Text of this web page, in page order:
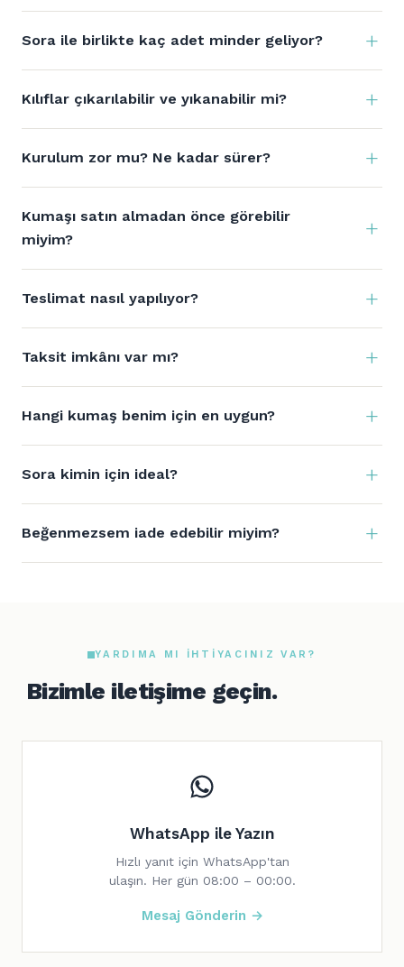
Sora ile birlikte kaç adet minder geliyor?
Kılıflar çıkarılabilir ve yıkanabilir mi?
Kurulum zor mu? Ne kadar sürer?
Kumaşı satın almadan önce görebilir
miyim?
Teslimat nasıl yapılıyor?
Taksit imkânı var mı?
Hangi kumaş benim için en uygun?
Sora kimin için ideal?
Beğenmezsem iade edebilir miyim?
YARDIMA MI IHTIYACINIZ VAR?
Bizimle iletişime geçin.
WhatsApp ile Yazın
Hızlı yanıt için WhatsApp'tan
ulaşın. Her gün 08:00 – 00:00.
Mesaj Gönderin →